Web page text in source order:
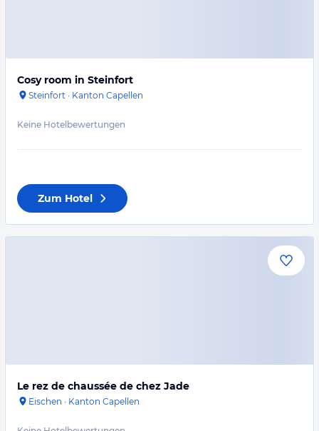
Cosy room in Steinfort
Steinfort · Kanton Capellen
Keine Hotelbewertungen
Zum Hotel
Le rez de chaussée de chez Jade
Eischen · Kanton Capellen